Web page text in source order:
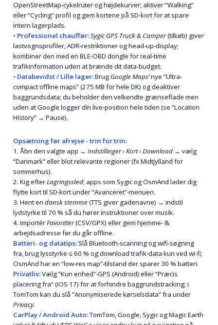
OpenStreetMap-cykelruter og højdekurver; aktiver “Walking”
eller “Cycling” profil og gem kortene på SD-kort for at spare
intern lagerplads.
• Professionel chauffør:Sygic GPS Truck & Camper(tilkøb) giver
lastvognsprofiler, ADR-restriktioner og head-up-display;
kombiner den med en BLE-OBD dongle for real-time
trafikinformation uden at brænde dit data-budget.
• Databevidst / Lille lager:Brug Google Maps’nye “Ultra-
compact offline maps” (275 MB for hele DK) og deaktiver
baggrundsdata; du beholder den velkendte grænseflade men
uden at Google logger din live-position hele tiden (se “Location
History” → Pause).
Opsætning før afrejse - trin for trin:
1. Åbn den valgte app → Indstillinger › Kort › Download→ vælg
“Danmark” eller blot relevante regioner (fx Midtjylland for
sommerhus).
2. Kig efterLagringssted; apps som Sygic og OsmAnd lader dig
flytte kort til SD-kort under “Avanceret”-menuen.
3. Hent en dansk stemme(TTS giver gadenavne) → indstil
lydstyrke til 70 % så du hører instruktioner over musik.
4. ImportérFavoritter(CSV/GPX) eller gem hjemme- &
arbejdsadresse før du går offline.
Batteri- og datatips:Slå Bluetooth-scanning og wifi-søgning
fra, brug lysstyrke ≤ 60 % og download trafik-data kun ved wi-fi;
OsmAnd har en “low-res map”-tilstand der sparer 30 % batteri.
Privatliv:Vælg “Kun enhed”-GPS (Android) eller “Præcis
placering fra” (iOS 17) for at forhindre baggrundstracking; i
TomTom kan du slå “Anonymiserede kørselsdata” fra under
Privacy.
CarPlay / Android Auto:TomTom, Google, Sygic og Magic Earth